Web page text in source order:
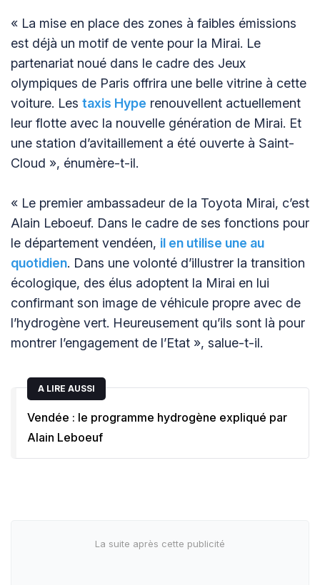
« La mise en place des zones à faibles émissions
est déjà un motif de vente pour la Mirai. Le
partenariat noué dans le cadre des Jeux
olympiques de Paris offrira une belle vitrine à cette
voiture. Les taxis Hype renouvellent actuellement
leur flotte avec la nouvelle génération de Mirai. Et
une station d’avitaillement a été ouverte à Saint-
Cloud », énumère-t-il.
« Le premier ambassadeur de la Toyota Mirai, c’est
Alain Leboeuf. Dans le cadre de ses fonctions pour
le département vendéen, il en utilise une au
quotidien. Dans une volonté d’illustrer la transition
écologique, des élus adoptent la Mirai en lui
confirmant son image de véhicule propre avec de
l’hydrogène vert. Heureusement qu’ils sont là pour
montrer l’engagement de l’Etat », salue-t-il.
A LIRE AUSSI
Vendée : le programme hydrogène expliqué par
Alain Leboeuf